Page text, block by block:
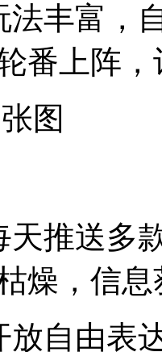
法丰富，
番上阵
天推送多
燥，信
放自由表